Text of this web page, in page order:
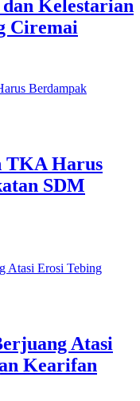
Kelestarian
Ciremai
TKA Harus
SDM
Atasi
Kearifan